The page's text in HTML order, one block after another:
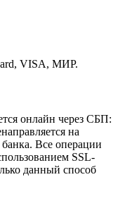
VISA, МИР.
онлайн через СБП:
на
Все операции
SSL-
данный способ